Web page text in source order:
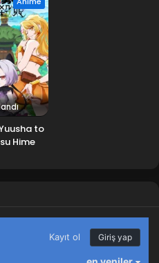
Gods 67.Bölüm
Gods 66.Bölüm
Gods 65.Bölüm izle
Gods 63.Bölüm izle
Eru
to
Hime